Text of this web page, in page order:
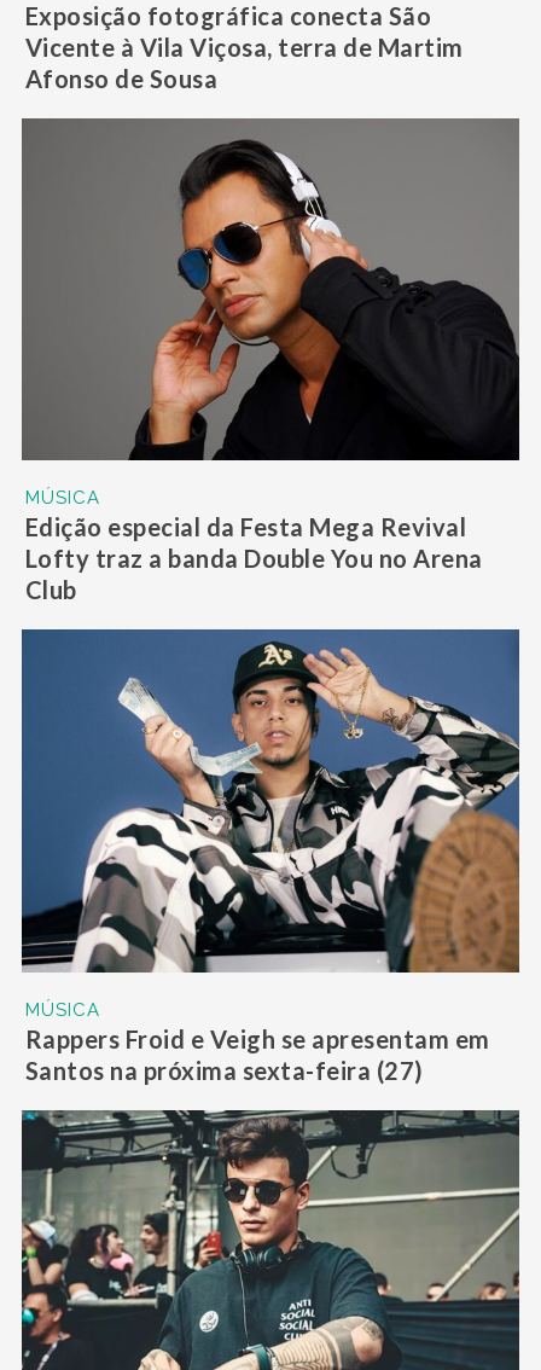
Exposição fotográfica conecta São
Vicente à Vila Viçosa, terra de Martim
Afonso de Sousa
MÚSICA
Edição especial da Festa Mega Revival
Lofty traz a banda Double You no Arena
Club
MÚSICA
Rappers Froid e Veigh se apresentam em
Santos na próxima sexta-feira (27)